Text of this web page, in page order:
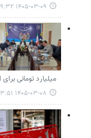
۱۴۰۵-۰۳-۰۹ ۱۹:۳۲
میلیارد تومانی
۱۴۰۵-۰۳-۰۸ ۲۳:۵۱